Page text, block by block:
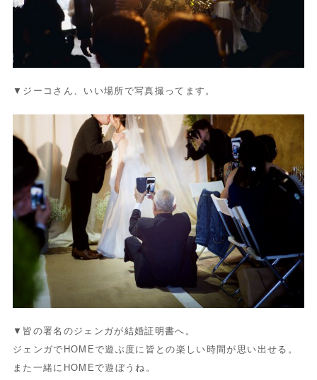
▼ジーコさん、いい場所で写真撮ってます。
▼皆の署名のジェンガが結婚証明書へ。
ジェンガでHOMEで遊ぶ度に皆との楽しい時間が思い出せる。
また一緒にHOMEで遊ぼうね。